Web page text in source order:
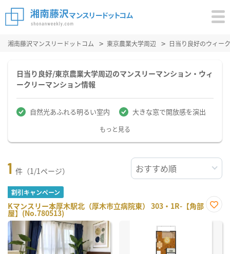
湘南藤沢マンスリードットコム 東京農業大学周辺 日当り良好のウィー
日当り良好/東京農業大学周辺のマンスリーマンション・ウィ
ークリーマンション情報
自然光あふれる明るい室内 大きな窓で開放感を演出
もっと見る
1 件（1/1ページ）
割引キャンペーン
Kマンスリー本厚木駅北（厚木市立病院東） 303・1R-【角部
屋】(No.780513)
に入